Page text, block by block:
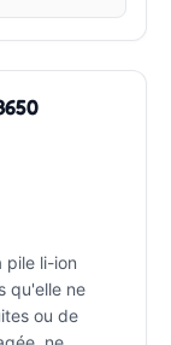
pile li-ion
qu'elle ne
ou de